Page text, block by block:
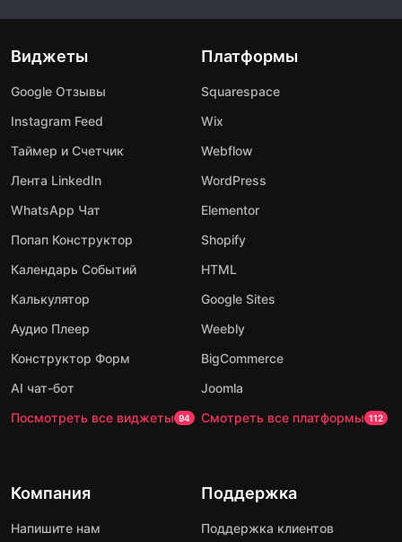
Виджеты
Google Отзывы
Instagram Feed
Таймер и Счетчик
Лента LinkedIn
WhatsApp Чат
Попап Конструктор
Календарь Событий
Калькулятор
Аудио Плеер
Конструктор Форм
AI чат-бот
Посмотреть все виджеты 94
Платформы
Squarespace
Wix
Webflow
WordPress
Elementor
Shopify
HTML
Google Sites
Weebly
BigCommerce
Joomla
Смотреть все платформы 112
Компания
Напишите нам
Поддержка
Поддержка клиентов